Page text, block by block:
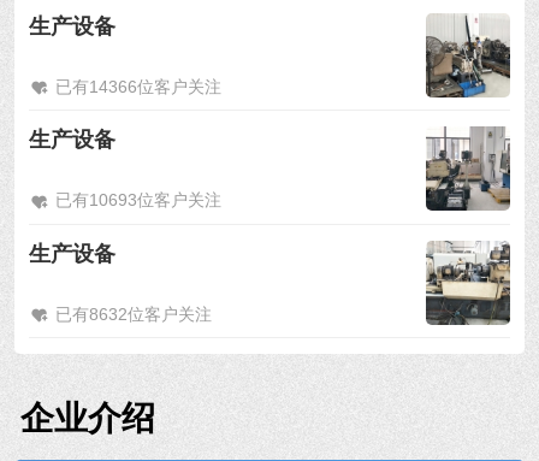
生产设备
已有14366位客户关注
生产设备
已有10693位客户关注
生产设备
已有8632位客户关注
企业介绍